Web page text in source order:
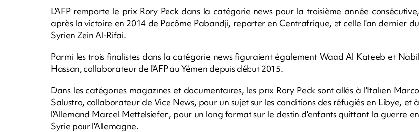
L'AFP remporte le prix Rory Peck dans la catégorie news pour la troisième année consécutive,
après la victoire en 2014 de Pacôme Pabandji, reporter en Centrafrique, et celle l'an dernier du
Syrien Zein Al-Rifai.
Parmi les trois finalistes dans la catégorie news figuraient également Waad Al Kateeb et Nabil
Hassan, collaborateur de l'AFP au Yémen depuis début 2015.
Dans les catégories magazines et documentaires, les prix Rory Peck sont allés à l'Italien Marco
Salustro, collaborateur de Vice News, pour un sujet sur les conditions des réfugiés en Libye, et à
l'Allemand Marcel Mettelsiefen, pour un long format sur le destin d'enfants quittant la guerre en
Syrie pour l'Allemagne.